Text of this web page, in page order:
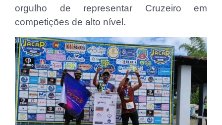
orgulho de representar Cruzeiro em
competições de alto nível.